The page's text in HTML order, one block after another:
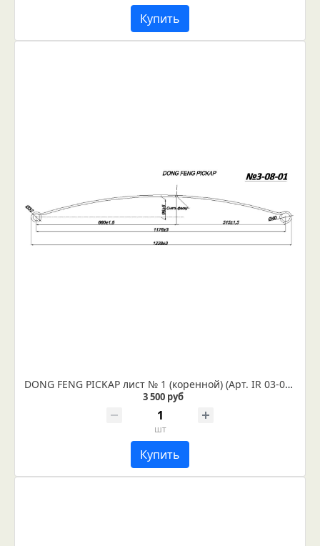
Купить
DONG FENG PICKAP лист № 1 (коренной) (Арт. IR 03-08-01)
3 500 руб
шт
Купить